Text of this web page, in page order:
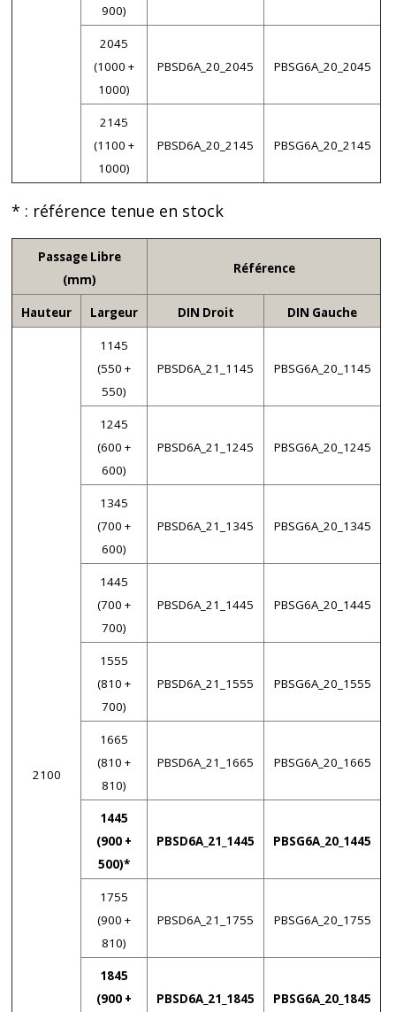
900)
2045
(1000 +
1000)
PBSD6A_20_2045 PBSG6A_20_2045
2145
(1100 +
1000)
PBSD6A_20_2145 PBSG6A_20_2145
* : référence tenue en stock
Passage Libre
(mm)
Référence
Hauteur Largeur DIN Droit DIN Gauche
2100
1145
(550 +
550)
PBSD6A_21_1145 PBSG6A_20_1145
1245
(600 +
600)
PBSD6A_21_1245 PBSG6A_20_1245
1345
(700 +
600)
PBSD6A_21_1345 PBSG6A_20_1345
1445
(700 +
700)
PBSD6A_21_1445 PBSG6A_20_1445
1555
(810 +
700)
PBSD6A_21_1555 PBSG6A_20_1555
1665
(810 +
810)
PBSD6A_21_1665 PBSG6A_20_1665
1445
(900 +
500)*
PBSD6A_21_1445 PBSG6A_20_1445
1755
(900 +
810)
PBSD6A_21_1755 PBSG6A_20_1755
1845
(900 +
PBSD6A_21_1845 PBSG6A_20_1845